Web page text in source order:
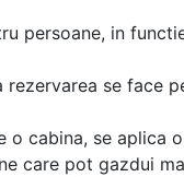
persoane, in
se face
o cabina, se aplica
care pot gazdui